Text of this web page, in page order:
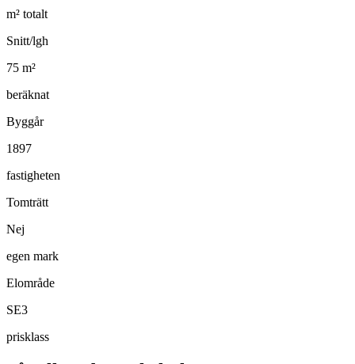
m² totalt
Snitt/lgh
75 m²
beräknat
Byggår
1897
fastigheten
Tomträtt
Nej
egen mark
Elområde
SE3
prisklass